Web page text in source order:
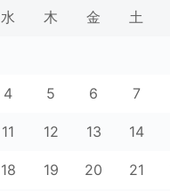
水 木 金 土
4 5 6 7
11 12 13 14
18 19 20 21